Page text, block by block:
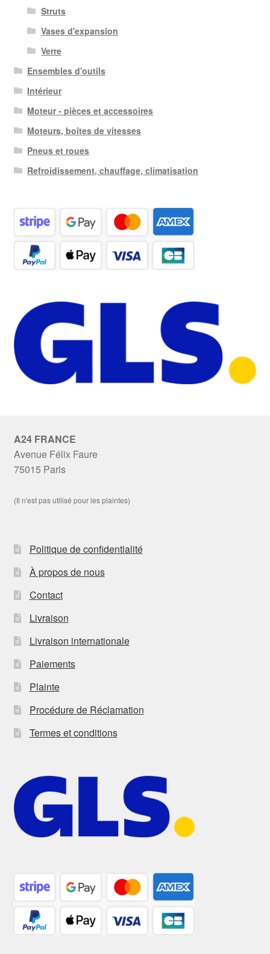
Struts
Vases d'expansion
Verre
Ensembles d'outils
Intérieur
Moteur - pièces et accessoires
Moteurs, boîtes de vitesses
Pneus et roues
Refroidissement, chauffage, climatisation
A24 FRANCE
Avenue Félix Faure
75015 Paris
(Il n'est pas utilisé pour les plaintes)
Politique de confidentialité
À propos de nous
Contact
Livraison
Livraison internationale
Paiements
Plainte
Procédure de Réclamation
Termes et conditions